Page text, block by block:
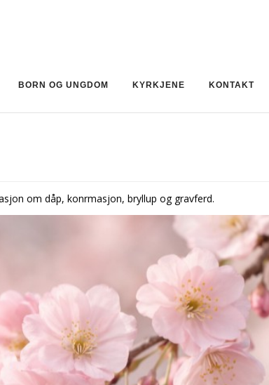
BORN OG UNGDOM KYRKJENE KONTAKT
om dåp, konfirmasjon, bryllup og gravferd.